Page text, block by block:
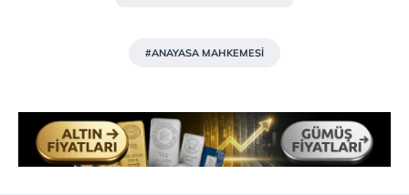
sınırlı olarak açık rızanız dahilinde kullanılacaktır.
vasıtasıyla belirleyebilirsiniz. Çerezlere ilişkin detaylı bilgi
için Ayarlar butonuna tıklayabilir,Çerez Bilgilendirme
Metnimiziziyaret edebilirsiniz.
#ANAYASA MAHKEMESİ